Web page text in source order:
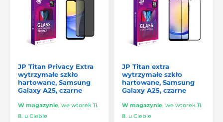
JP Titan Privacy Extra
wytrzymałe szkło
hartowane, Samsung
Galaxy A25, czarne
W magazynie, we wtorek 11.
8. u Ciebie
JP Titan extra
wytrzymałe szkło
hartowane, Samsung
Galaxy A25, czarne
W magazynie, we wtorek 11.
8. u Ciebie